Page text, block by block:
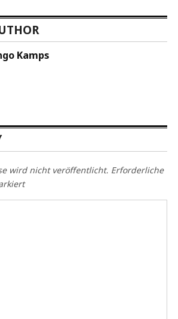
Kamps
wird nicht veröffentlicht. Erforderliche